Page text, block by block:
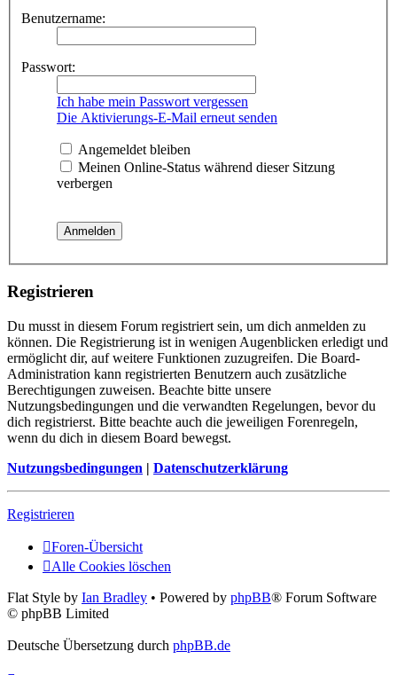
Benutzername:
Passwort:
Ich habe mein Passwort vergessen
Die Aktivierungs-E-Mail erneut senden
Angemeldet bleiben
Meinen Online-Status während dieser Sitzung
verbergen
Registrieren
Du musst in diesem Forum registriert sein, um dich anmelden zu
können. Die Registrierung ist in wenigen Augenblicken erledigt und
ermöglicht dir, auf weitere Funktionen zuzugreifen. Die Board-
Administration kann registrierten Benutzern auch zusätzliche
Berechtigungen zuweisen. Beachte bitte unsere
Nutzungsbedingungen und die verwandten Regelungen, bevor du
dich registrierst. Bitte beachte auch die jeweiligen Forenregeln,
wenn du dich in diesem Board bewegst.
Nutzungsbedingungen | Datenschutzerklärung
Registrieren
Foren-Übersicht
Alle Cookies löschen
Flat Style by Ian Bradley • Powered by phpBB® Forum Software
© phpBB Limited
Deutsche Übersetzung durch phpBB.de